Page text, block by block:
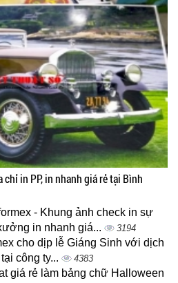
in PP, in nhanh giá rẻ tại Bình
- Khung ảnh check in sự
in nhanh giá...
3194
cho dịp lễ Giáng Sinh với dịch
công ty...
4383
giá rẻ làm bảng chữ Halloween